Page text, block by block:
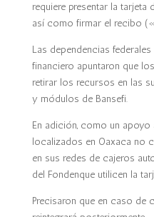
requiere presentar la
así como firmar el recibo
Las dependencias
financiero apuntaron que
retirar los recursos en las
y módulos de Bansefi.
En adición, como un
localizados en Oaxaca no
en sus redes de cajeros
del Fondenque utilicen la
Precisaron que en caso